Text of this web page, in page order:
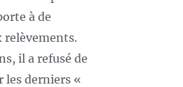
à de
relèvements.
il a refusé de
les derniers «